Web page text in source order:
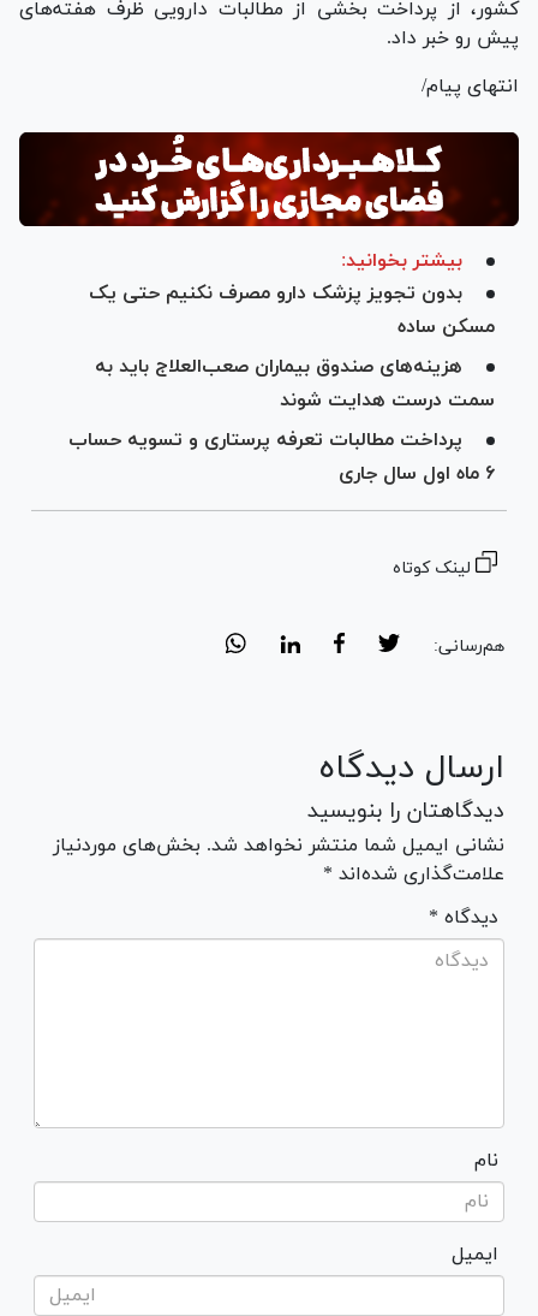
کشور، از پرداخت بخشی از مطالبات دارویی ظرف هفته‌های
پیش رو خبر داد.
انتهای پیام/
بیشتر بخوانید:
بدون تجویز پزشک دارو مصرف نکنیم حتی یک
مسکن ساده
هزینه‌های صندوق بیماران صعب‌العلاج باید به
سمت درست هدایت شوند
پرداخت مطالبات تعرفه پرستاری و تسویه حساب
۶ ماه اول سال جاری
لینک کوتاه
هم‌رسانی:
ارسال دیدگاه
دیدگاهتان را بنویسید
نشانی ایمیل شما منتشر نخواهد شد. بخش‌های موردنیاز
علامت‌گذاری شده‌اند *
* دیدگاه
نام
ایمیل